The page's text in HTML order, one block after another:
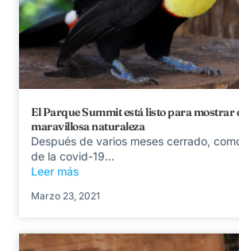
El Parque Summit está listo para mostrar
maravillosa naturaleza
Después de varios meses cerrado,
de la covid-19...
Leer más
Marzo 23, 2021